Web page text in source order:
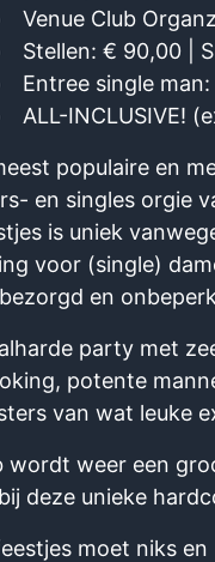
Venue Club
Stellen: € 90,00 |
Entree single
ALL-INCLUSIVE!
populaire en
en singles orgie
is uniek
voor (single)
en
party met
potente
van wat leuke
wordt weer een
deze unieke
moet niks